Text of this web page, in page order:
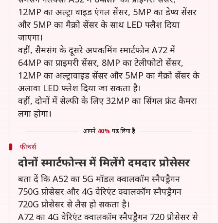
12MP का अल्ट्रा वाइड एंगल सेंसर, 5MP का डेप्थ सेंसर
और 5MP का मैक्रो सेंसर के साथ LED फ्लैश दिया
जाएगा।
वहीं, सैमसंग के दूसरे अपकमिंग स्मार्टफोन A72 में
64MP का प्राइमरी सेंसर, 8MP का टेलीफोटो सेंसर,
12MP का अल्ट्रावाइड सेंसर और 5MP का मैक्रो सेंसर के
अलावा LED फ्लेश दिया जा सकता है।
वहीं, दोनों में सेल्फी के लिए 32MP का सिंगल फ्रंट कैमरा
लगा होगा।
आपने 40% पढ़ लिया है
फीचर्स
दोनों स्मार्टफोन्स में मिलेंगे दमदार प्रोसेसर
बता दें कि A52 का 5G मॉडल क्वालकॉम स्नैपड्रैगन
750G प्रोसेसर और 4G वेरिएंट क्वालकॉम स्नैपड्रैगन
720G प्रोसेसर से लैस हो सकता है।
A72 का 4G वेरिएंट क्वालकॉम स्नैपड्रैगन 720 प्रोसेसर से